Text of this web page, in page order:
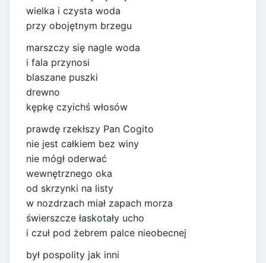
wielka i czysta woda
przy obojętnym brzegu
marszczy się nagle woda
i fala przynosi
blaszane puszki
drewno
kępkę czyichś włosów
prawdę rzekłszy Pan Cogito
nie jest całkiem bez winy
nie mógł oderwać
wewnętrznego oka
od skrzynki na listy
w nozdrzach miał zapach morza
świerszcze łaskotały ucho
i czuł pod żebrem palce nieobecnej
był pospolity jak inni